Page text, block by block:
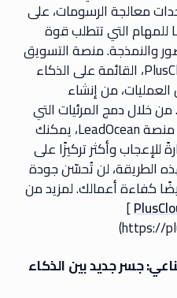
معالجة الرسومات، على
التي تتطلب قوة
والنمذجة. منصة التسويق
الرقمي LeadOcean من PlusClouds، القائمة على الذكاء
من إنشاء
خلال دمج المرئيات التي
تُنشئها باستخدام Luma AI في منصة LeadOcean، يمكنك
للإعجاب وأكثر تركيزًا على
الطريقة، لن تُحسّن جودة
كفاءة أعمالك. لمزيد من
]
جسر جديد بين الذكاء